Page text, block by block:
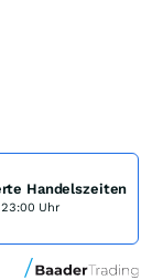
Handelszeiten
Uhr